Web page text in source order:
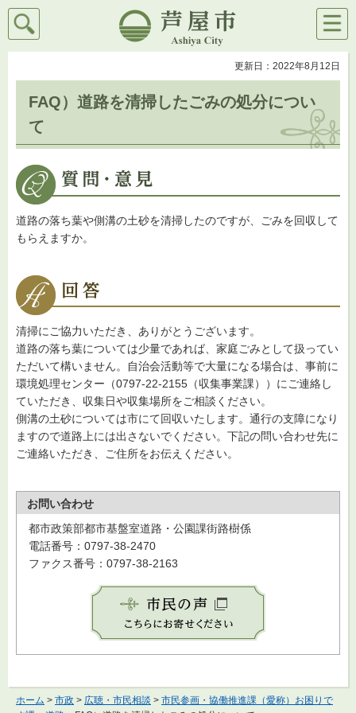
芦屋市
検索
メニ
ュー
更新日：2022年8月12日
FAQ）道路を清掃したごみの処分につい
て
道路の落ち葉や側溝の土砂を清掃したのですが、ごみを回収して
もらえますか。
清掃にご協力いただき、ありがとうございます。
道路の落ち葉については少量であれば、家庭ごみとして扱ってい
ただいて構いません。自治会活動等で大量になる場合は、事前に
環境処理センター（0797-22-2155（収集事業課））にご連絡し
ていただき、収集日や収集場所をご相談ください。
側溝の土砂については市にて回収いたします。通行の支障になり
ますので道路上には出さないでください。下記の問い合わせ先に
ご連絡いただき、ご住所をお伝えください。
お問い合わせ
都市政策部都市基盤室道路・公園課街路樹係
電話番号：0797-38-2470
ファクス番号：0797-38-2163
ホーム > 市政 > 広聴・市民相談 > 市民参画・協働推進課（愛称）お困りで